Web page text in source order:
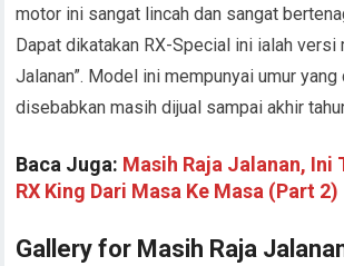
motor ini sangat lincah dan sangat
Dapat dikatakan RX-Special ini ialah versi
Jalanan”. Model ini mempunyai umur yang
disebabkan masih dijual sampai akhir
Baca Juga: Masih Raja Jalanan, Ini
RX King Dari Masa Ke Masa (Part 2)
Gallery for Masih Raja